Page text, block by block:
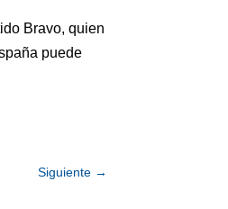
Bravo, quien
puede
Siguiente→